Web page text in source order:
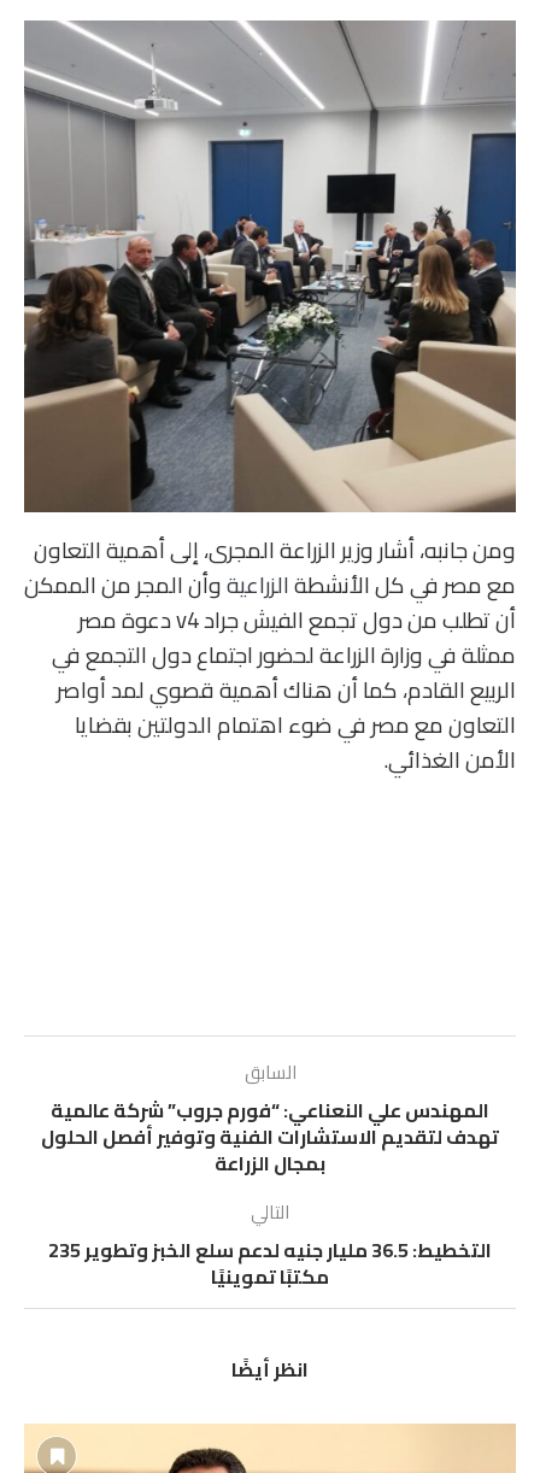
ومن جانبه، أشار وزير الزراعة المجرى، إلى أهمية التعاون
مع مصر في كل الأنشطةالزراعيةوأن المجر من الممكن
أن تطلب من دول تجمع الفيش جراد v4 دعوة مصر
ممثلة في وزارة الزراعة لحضور اجتماع دول التجمع في
الربيع القادم، كما أن هناك أهمية قصوي لمد أواصر
التعاون مع مصر في ضوء اهتمام الدولتين بقضايا
الأمن الغذائي.
السابق
المهندس علي النعناعي: “فورم جروب” شركة عالمية
تهدف لتقديم الاستشارات الفنية وتوفير أفصل الحلول
بمجال الزراعة
التالي
التخطيط: 36.5 مليار جنيه لدعم سلع الخبز وتطوير 235
مكتبًا تموينيًا
انظر أيضًا